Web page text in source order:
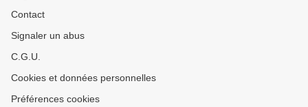
Contact
Signaler un abus
C.G.U.
Cookies et données personnelles
Préférences cookies